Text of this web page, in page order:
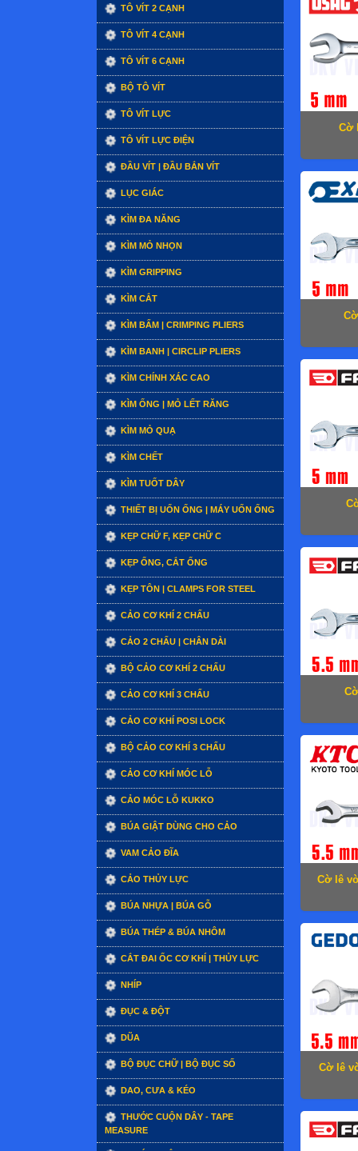
TÔ VÍT 2 CẠNH
TÔ VÍT 4 CẠNH
TÔ VÍT 6 CẠNH
BỘ TÔ VÍT
TÔ VÍT LỰC
TÔ VÍT LỰC ĐIỆN
ĐẦU VÍT | ĐẦU BẮN VÍT
LỤC GIÁC
KÌM ĐA NĂNG
KÌM MỎ NHỌN
KÌM GRIPPING
KÌM CẮT
KÌM BẤM | CRIMPING PLIERS
KÌM BANH | CIRCLIP PLIERS
KÌM CHÍNH XÁC CAO
KÌM ỐNG | MỎ LẾT RĂNG
KÌM MỎ QUẠ
KÌM CHẾT
KÌM TUỐT DÂY
THIẾT BỊ UỐN ỐNG | MÁY UỐN ỐNG
KẸP CHỮ F, KẸP CHỮ C
KẸP ỐNG, CẮT ỐNG
KẸP TÔN | CLAMPS FOR STEEL
CẢO CƠ KHÍ 2 CHẤU
CẢO 2 CHẤU | CHÂN DÀI
BỘ CẢO CƠ KHÍ 2 CHẤU
CẢO CƠ KHÍ 3 CHẤU
CẢO CƠ KHÍ POSI LOCK
BỘ CẢO CƠ KHÍ 3 CHẤU
CẢO CƠ KHÍ MÓC LỖ
CẢO MÓC LỖ KUKKO
BÚA GIẬT DÙNG CHO CẢO
VAM CẢO ĐĨA
CẢO THỦY LỰC
BÚA NHỰA | BÚA GỖ
BÚA THÉP & BÚA NHÔM
CẮT ĐAI ỐC CƠ KHÍ | THỦY LỰC
NHÍP
ĐỤC & ĐỘT
DŨA
BỘ ĐỤC CHỮ | BỘ ĐỤC SỐ
DAO, CƯA & KÉO
THƯỚC CUỘN DÂY - TAPE
MEASURE
Cờ
Cờ lê
Cờ lê